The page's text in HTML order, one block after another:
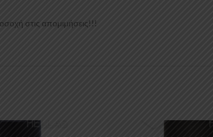
στις απομιμήσεις!!!